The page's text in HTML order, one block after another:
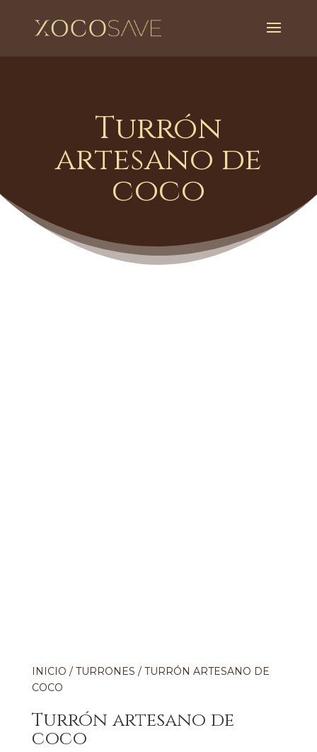
Turrón
artesano de
coco
INICIO / TURRONES / TURRÓN ARTESANO DE
COCO
Turrón artesano de
coco